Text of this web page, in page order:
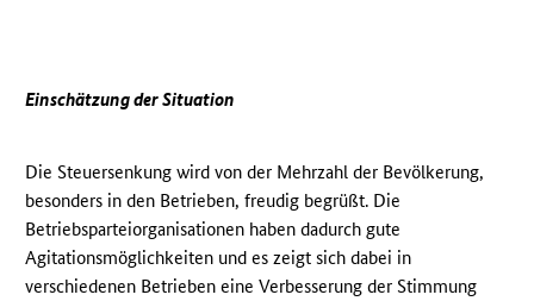
Einschätzung der Situation
Die Steuersenkung wird von der Mehrzahl der Bevölkerung,
besonders in den Betrieben, freudig begrüßt. Die
Betriebsparteiorganisationen haben dadurch gute
Agitationsmöglichkeiten und es zeigt sich dabei in
verschiedenen Betrieben eine Verbesserung der Stimmung